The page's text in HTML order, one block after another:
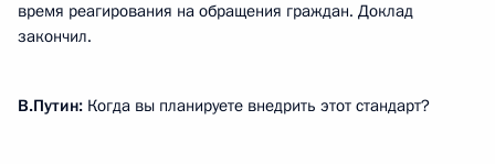
время реагирования на обращения граждан. Доклад
закончил.
В.Путин: Когда вы планируете внедрить этот стандарт?